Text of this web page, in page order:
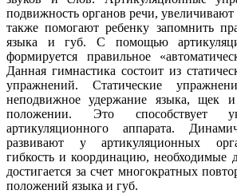
подвижность органов речи,
также помогают ребенку запомнить
языка и губ. С помощью
формируется правильное
Данная гимнастика состоит из
упражнений. Статические
неподвижное удержание языка, щек
положении. Это способствует
артикуляционного аппарата.
развивают у артикуляционных
гибкость и координацию, необходимые
достигается за счет многократных
положений языка и губ.